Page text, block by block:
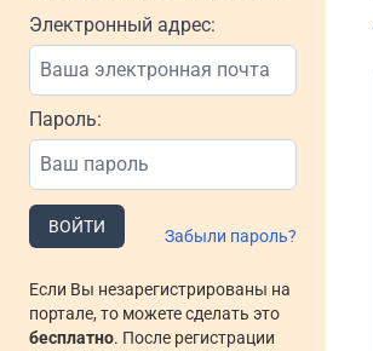
Электронный адрес:
Пароль:
ВОЙТИ Забыли пароль?
Если Вы незарегистрированы на
портале, то можете сделать это
бесплатно. После регистрации